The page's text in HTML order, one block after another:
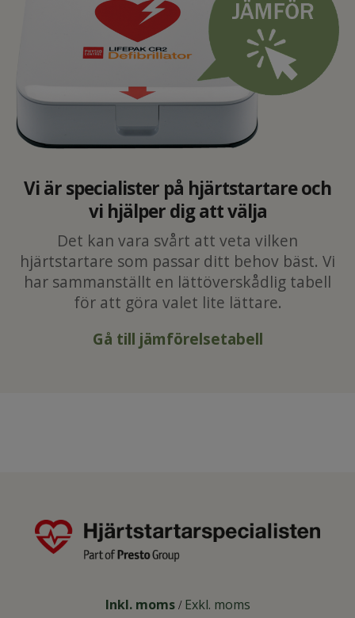
Vi är specialister på hjärtstartare och
vi hjälper dig att välja
Det kan vara svårt att veta vilken
hjärtstartare som passar ditt behov bäst. Vi
har sammanställt en lättöverskådlig tabell
för att göra valet lite lättare.
Gå till jämförelsetabell
Inkl. moms/ Exkl. moms